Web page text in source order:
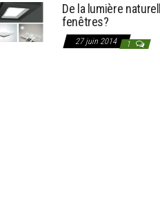
De la lumière
fenêtres?
27 juin 2014 1